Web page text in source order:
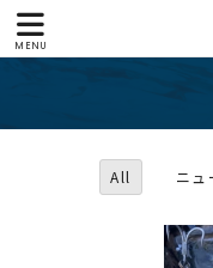
MENU
All ニュ